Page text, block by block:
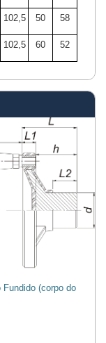
102,5 50 58
102,5 60 52
(corpo do